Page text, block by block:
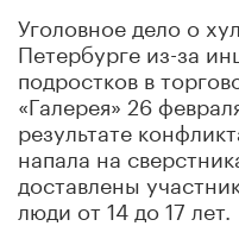
Уголовное дело о
Петербурге из-за
подростков в
«Галерея» 26
результате
напала на
доставлены
люди от 14 до 17 лет.